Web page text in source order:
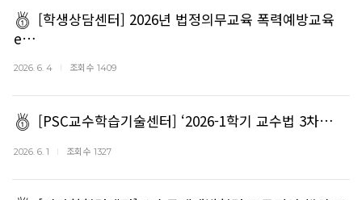
[학생상담센터] 2026년 법정의무교육 폭력예방교육
e…
2026. 6. 4 조회수 1409
[PSC교수학습기술센터] ‘2026-1학기 교수법 3차…
2026. 6. 1 조회수 1327